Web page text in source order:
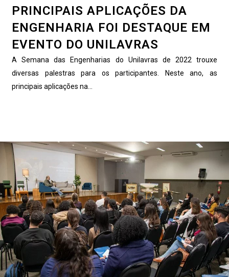
PRINCIPAIS APLICAÇÕES DA
ENGENHARIA FOI DESTAQUE EM
EVENTO DO UNILAVRAS
A Semana das Engenharias do Unilavras de 2022 trouxe
diversas palestras para os participantes. Neste ano, as
principais aplicações na...